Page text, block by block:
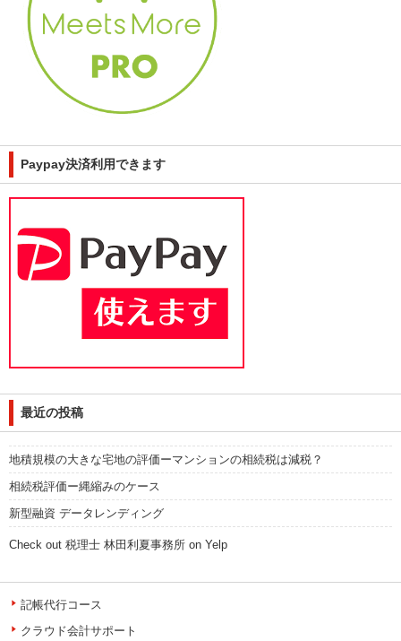
Paypay決済利用できます
最近の投稿
地積規模の大きな宅地の評価ーマンションの相続税は減税？
相続税評価ー縄縮みのケース
新型融資 データレンディング
Check out 税理士 林田利夏事務所 on Yelp
記帳代行コース
クラウド会計サポート